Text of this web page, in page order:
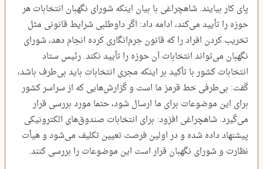
پای کار بیایند. شاهچراغی با بیان اینکه شورای نگهبان انتخابات هر
حوزه را تأیید می‌کند، ادامه داد: اگر داوطلبی شرایط قانونی مثل
تخریب کردن افراد را که قانون جرم‌انگاری کرده انجام دهد، شورای
نگهبان می‌تواند انتخابات آن حوزه را تأیید نکند. رئیس ستاد
انتخابات کشور با تأکید بر اینکه مجری انتخابات باید بی‌طرف باشد،
گفت: بی‌طرفی خط قرمز ما است و گزارش‌هایی که از سراسر کشور
برای این موضوعات برای ما ارسال شود، حتما مورد بررسی قرار
می‌گیرد. شاهچراغی افزود: برای انتخابات صندوق‌های الکترونیکی
پیشنهاد داده شده و در اولین فرصت تعیین تکلیف می‌شود و هیأت
نظارت و شورای نگهبان قرار است این موضوعات را بررسی کنند.